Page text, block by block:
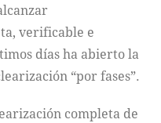
verificable e
días ha abierto la
“por fases”.
completa de